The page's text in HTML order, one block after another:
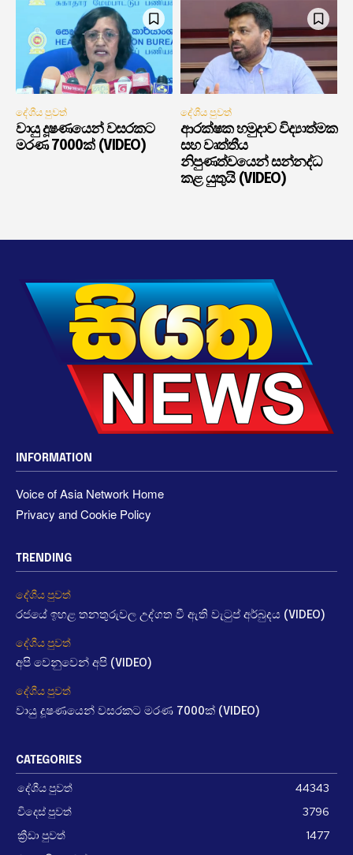
දේශීය පුවත්
වායු දූෂණයෙන් වසරකට
මරණ 7000ක් (VIDEO)
දේශීය පුවත්
ආරක්ෂක හමුදාව විද්‍යාත්මක
සහ වෘත්තීය
නිපුණත්වයෙන් සන්නද්ධ
කළ යුතුයි (VIDEO)
INFORMATION
Voice of Asia Network Home
Privacy and Cookie Policy
TRENDING
දේශීය පුවත්
රජයේ ඉහළ තනතුරුවල උද්ගත වී ඇති වැටුප් අර්බුදය (VIDEO)
දේශීය පුවත්
අපි වෙනුවෙන් අපි (VIDEO)
දේශීය පුවත්
වායු දූෂණයෙන් වසරකට මරණ 7000ක් (VIDEO)
CATEGORIES
දේශීය පුවත්
44343
විදෙස් පුවත්
3796
ක්‍රීඩා පුවත්
1477